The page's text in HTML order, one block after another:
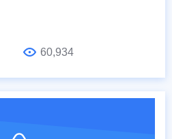
60,934